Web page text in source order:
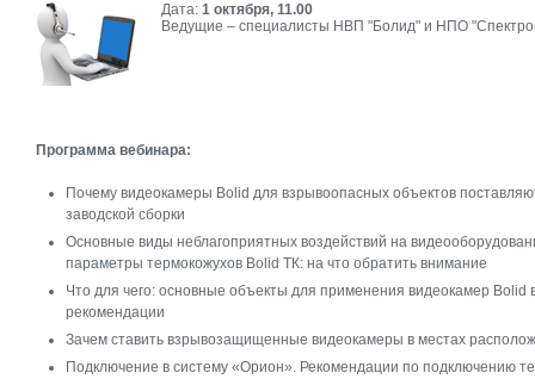
Дата: 1 октября, 11.00
Ведущие – специалисты НВП "Болид" и НПО
Программа вебинара:
Почему видеокамеры Bolid для взрывоопасных объектов
заводской сборки
Основные виды неблагоприятных воздействий на
параметры термокожухов Bolid ТК: на что обратить внимание
Что для чего: основные объекты для применения видеокамер
рекомендации
Зачем ставить взрывозащищенные видеокамеры в местах
Подключение в систему «Орион». Рекомендации по подключению